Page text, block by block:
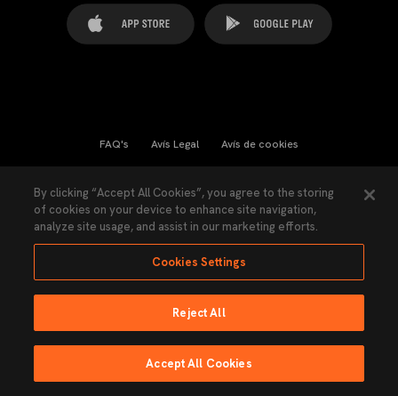
FAQ's Avís Legal Avís de cookies
Llei de Transparència Política de Privacitat
Accessibilitat
Ninguna parte de esta página puede ser reproducida sin el permiso del Valencia
Fet per Lobo
By clicking “Accept All Cookies”, you agree to the storing
of cookies on your device to enhance site navigation,
analyze site usage, and assist in our marketing efforts.
Cookies Settings
Reject All
Accept All Cookies